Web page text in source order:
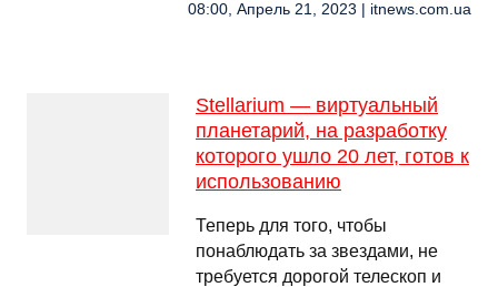
08:00, Апрель 21, 2023 | itnews.com.ua
Stellarium — виртуальный
планетарий, на разработку
которого ушло 20 лет, готов к
использованию
Теперь для того, чтобы
понаблюдать за звездами, не
требуется дорогой телескоп и